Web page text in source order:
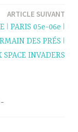
ARTICLE SUIVANT
PARIS 05e-06e ǀ
DES PRÉS ǀ
INVADERS